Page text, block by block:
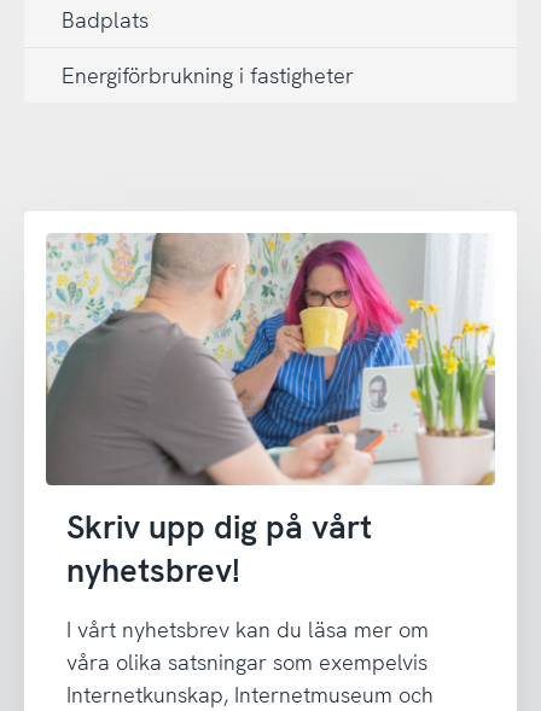
Badplats
Energiförbrukning i fastigheter
Skriv upp dig på vårt
nyhetsbrev!
I vårt nyhetsbrev kan du läsa mer om
våra olika satsningar som exempelvis
Internetkunskap, Internetmuseum och